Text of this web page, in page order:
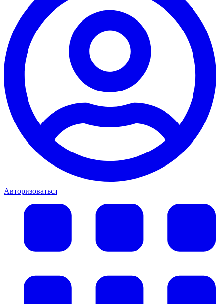
Авторизоваться